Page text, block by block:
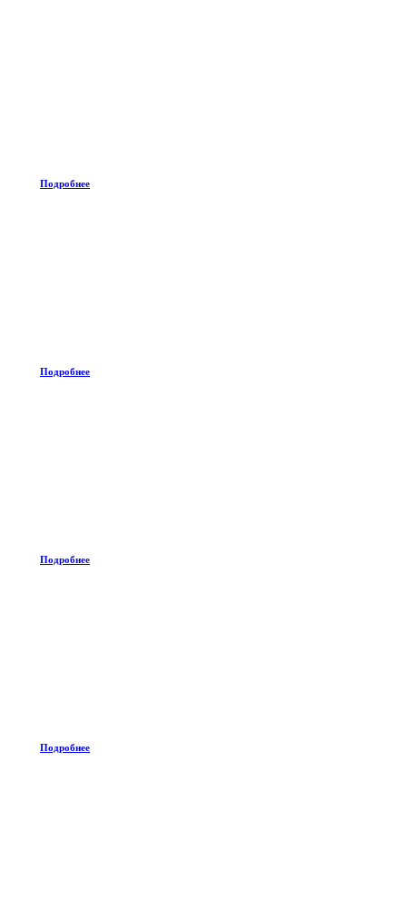
Подробнее
Подробнее
Подробнее
Подробнее